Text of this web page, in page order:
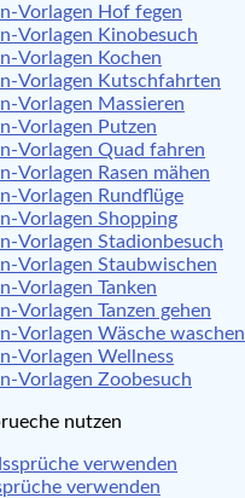
Vorlagen Hof fegen
Vorlagen Kinobesuch
Vorlagen Kochen
Vorlagen Kutschfahrten
Vorlagen Massieren
Vorlagen Putzen
Vorlagen Quad fahren
Vorlagen Rasen mähen
Vorlagen Rundflüge
Vorlagen Shopping
Vorlagen Stadionbesuch
Vorlagen Staubwischen
Vorlagen Tanken
Vorlagen Tanzen gehen
Vorlagen Wäsche waschen
Vorlagen Wellness
Vorlagen Zoobesuch
verwenden
verwenden